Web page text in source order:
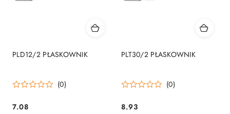
PLD12/2 PŁASKOWNIK
(0)
7.08
PLT30/2 PŁASKOWNIK
(0)
8.93